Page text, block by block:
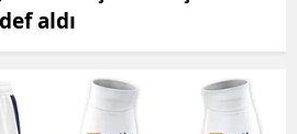
aldı